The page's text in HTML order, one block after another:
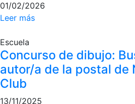
Entrenamientos
personales
Actividades
Piscina
Normativa
01/02/2026
Leer más
Escuela
Concurso de dibujo:
autor/a de la postal de
Club
13/11/2025